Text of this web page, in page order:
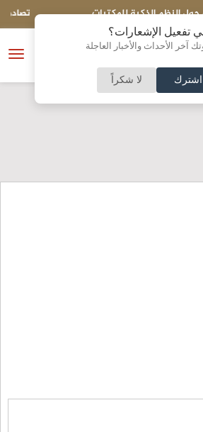
تفعيل الإشعارات؟
آخر الأحداث والأخبار العاجلة
اشترك لا شكراً
مركبتي شحن على الطريق الصحراوي
فتح
التحرير
النسخة الكاملة